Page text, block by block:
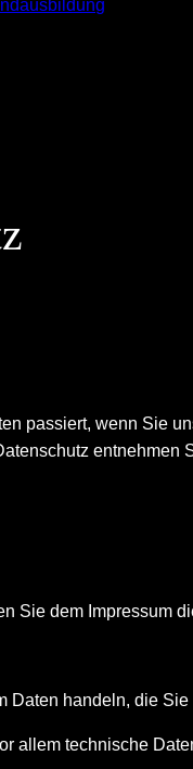
passiert, wenn Sie
entnehmen
Sie dem Impressum
Daten handeln, die
allem technische